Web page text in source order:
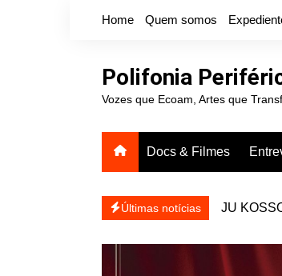
Home Quem somos
Polifonia
Vozes que Ecoam, Artes que
Docs & Filmes
Últimas notícias
JU
Projota